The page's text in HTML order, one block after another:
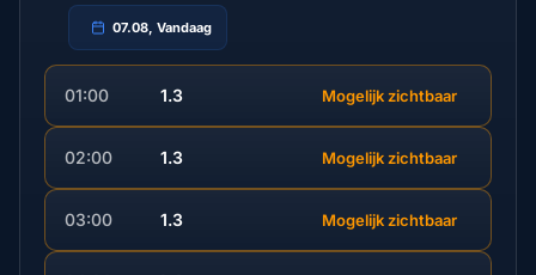
07.08, Vandaag
01:00 1.3 Mogelijk zichtbaar
02:00 1.3 Mogelijk zichtbaar
03:00 1.3 Mogelijk zichtbaar